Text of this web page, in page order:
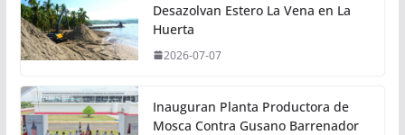
Desazolvan Estero La Vena en La
Huerta
2026-07-07
Inauguran Planta Productora de
Mosca Contra Gusano Barrenador